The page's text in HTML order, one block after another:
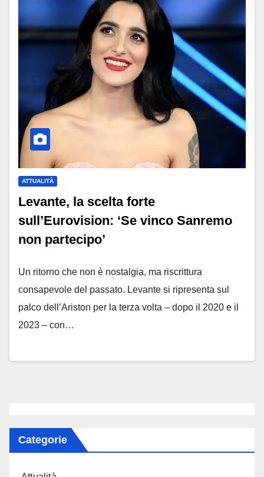
ATTUALITÀ
Levante, la scelta forte
sull’Eurovision: ‘Se vinco Sanremo
non partecipo’
Un ritorno che non è nostalgia, ma riscrittura
consapevole del passato. Levante si ripresenta sul
palco dell’Ariston per la terza volta – dopo il 2020 e il
2023 – con…
Categorie